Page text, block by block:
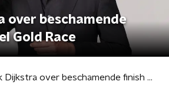
over beschamende
Gold Race
Erik Dijkstra over beschamende finish Amstel Gold Race